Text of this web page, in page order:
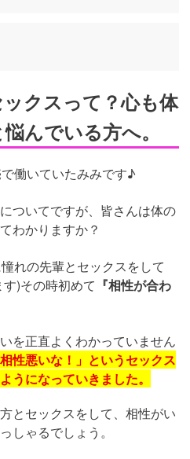
クスって？心も体
んでいる方へ。
働いていたみみです♪
ついてですが、皆さんは体の
わかりますか？
れの先輩とセックスをして
)その時初めて 『相性が合わ
を正直よくわかっていません
性悪いな！」というセックス
うになっていきました。
とセックスをして、相性がい
しゃるでしょう。